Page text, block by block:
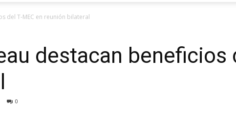
del T-MEC en reunión bilateral
destacan beneficios
0